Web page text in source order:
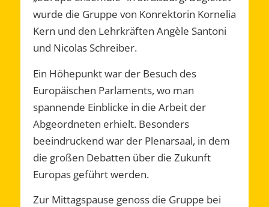
wurde die Gruppe von Konrektorin Kornelia
Kern und den Lehrkräften Angèle Santoni
und Nicolas Schreiber.
Ein Höhepunkt war der Besuch des
Europäischen Parlaments, wo man
spannende Einblicke in die Arbeit der
Abgeordneten erhielt. Besonders
beeindruckend war der Plenarsaal, in dem
die großen Debatten über die Zukunft
Europas geführt werden.
Zur Mittagspause genoss die Gruppe bei